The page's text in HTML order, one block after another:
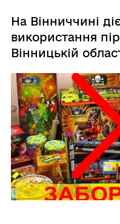
На Вінниччині
використання
Вінницькій